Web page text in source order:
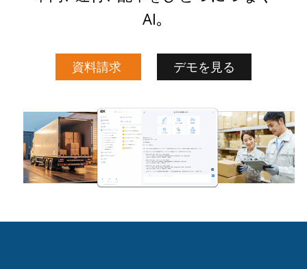
AI｡
資料請求 デモを見る